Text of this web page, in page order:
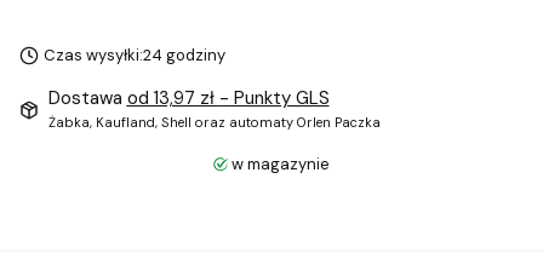
Czas wysyłki:24 godziny
Dostawa od 13,97 zł - Punkty GLS
Żabka, Kaufland, Shell oraz automaty Orlen Paczka
w magazynie